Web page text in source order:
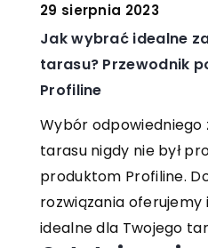
i
29 sierpnia 2023
Jak wybrać idealne
tarasu? Przewodnik
Profiline
Wybór odpowiedniego
tarasu nigdy nie był
produktom Profiline.
rozwiązania
idealne dla Twojego